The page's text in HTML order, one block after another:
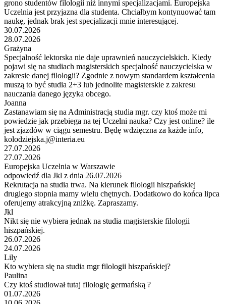
grono studentów filologii niż innymi specjalizacjami. Europejska
Uczelnia jest przyjazna dla studenta. Chciałbym kontynuować tam
naukę, jednak brak jest specjalizacji mnie interesującej.
30.07.2026
28.07.2026
Grażyna
Specjalność lektorska nie daje uprawnień nauczycielskich. Kiedy
pojawi się na studiach magisterskich specjalność nauczycielska w
zakresie danej filologii? Zgodnie z nowym standardem kształcenia
muszą to być studia 2+3 lub jednolite magisterskie z zakresu
nauczania danego języka obcego.
Joanna
Zastanawiam się na Administracją studia mgr. czy ktoś może mi
powiedzie jak przebiega na tej Uczelni nauka? Czy jest online? ile
jest zjazdów w ciągu semestru. Będę wdzięczna za każde info,
kolodziejska.j@interia.eu
27.07.2026
27.07.2026
Europejska Uczelnia w Warszawie
odpowiedź dla Jkl z dnia 26.07.2026
Rekrutacja na studia trwa. Na kierunek filologii hiszpańskiej
drugiego stopnia mamy wielu chętnych. Dodatkowo do końca lipca
oferujemy atrakcyjną zniżkę. Zapraszamy.
Jkl
Nikt się nie wybiera jednak na studia magisterskie filologii
hiszpańskiej.
26.07.2026
24.07.2026
Lily
Kto wybiera się na studia mgr filologii hiszpańskiej?
Paulina
Czy ktoś studiował tutaj filologię germańską ?
01.07.2026